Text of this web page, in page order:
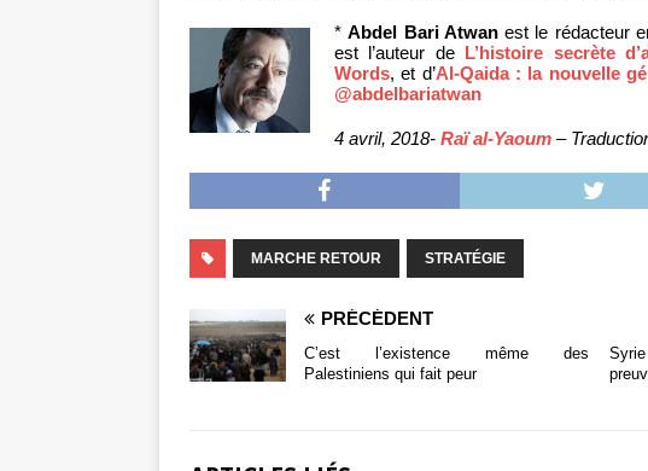
*Abdel Bari Atwanest le rédacteur
est l’auteur de L’histoire secrète
Words, et d’Al-Qaida : la nouvelle
@abdelbariatwan
4 avril, 2018- Raï al-Yaoum –
MARCHE RETOUR STRATÉGIE
PRÉCÉDENT
C’est l’existence même des
Palestiniens qui fait peur